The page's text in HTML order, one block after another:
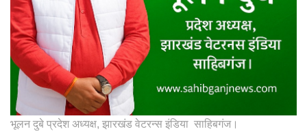
भूलन दुबे प्रदेश अध्यक्ष, झारखंड वेटरन्स इंडिया साहिबगंज।